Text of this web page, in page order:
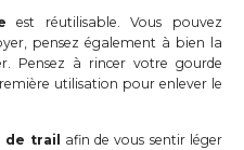
est réutilisable. Vous pouvez
pensez également à bien la
Pensez à rincer votre gourde
utilisation pour enlever le
de trail afin de vous sentir léger